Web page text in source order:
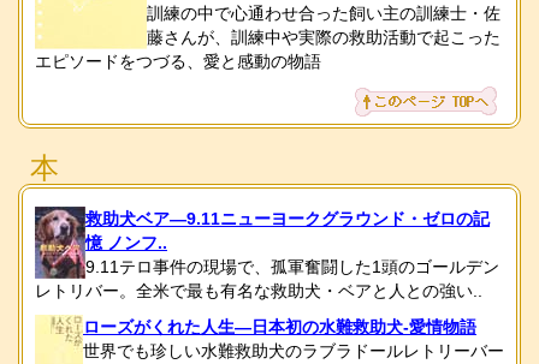
訓練の中で心通わせ合った飼い主の訓練士・佐
藤さんが、訓練中や実際の救助活動で起こった
エピソードをつづる、愛と感動の物語
本
救助犬ベア―9.11ニューヨークグラウンド・ゼロの記
憶 ノンフ..
9.11テロ事件の現場で、孤軍奮闘した1頭のゴールデン
レトリバー。全米で最も有名な救助犬・ベアと人との強い..
ローズがくれた人生―日本初の水難救助犬-愛情物語
世界でも珍しい水難救助犬のラブラドールレトリーバー